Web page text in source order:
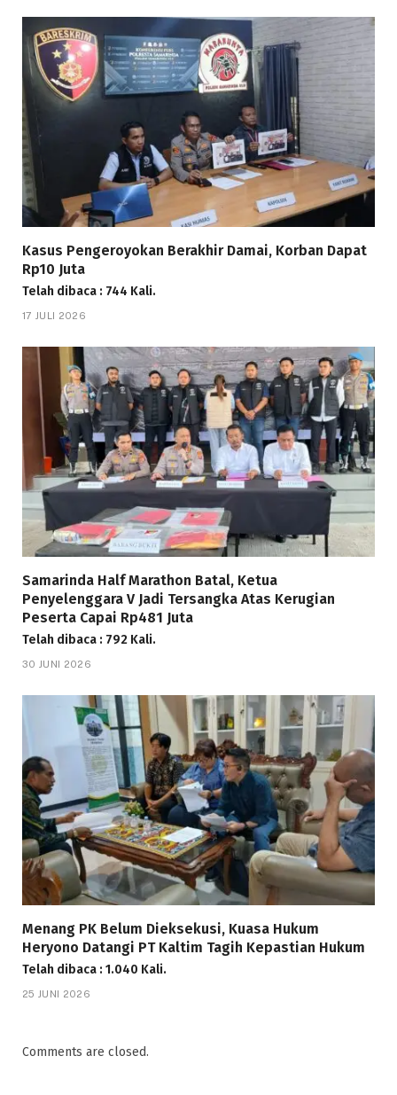
Kasus Pengeroyokan Berakhir Damai, Korban Dapat
Rp10 Juta
Telah dibaca : 744 Kali.
17 JULI 2026
Samarinda Half Marathon Batal, Ketua
Penyelenggara V Jadi Tersangka Atas Kerugian
Peserta Capai Rp481 Juta
Telah dibaca : 792 Kali.
30 JUNI 2026
Menang PK Belum Dieksekusi, Kuasa Hukum
Heryono Datangi PT Kaltim Tagih Kepastian Hukum
Telah dibaca : 1.040 Kali.
25 JUNI 2026
Comments are closed.